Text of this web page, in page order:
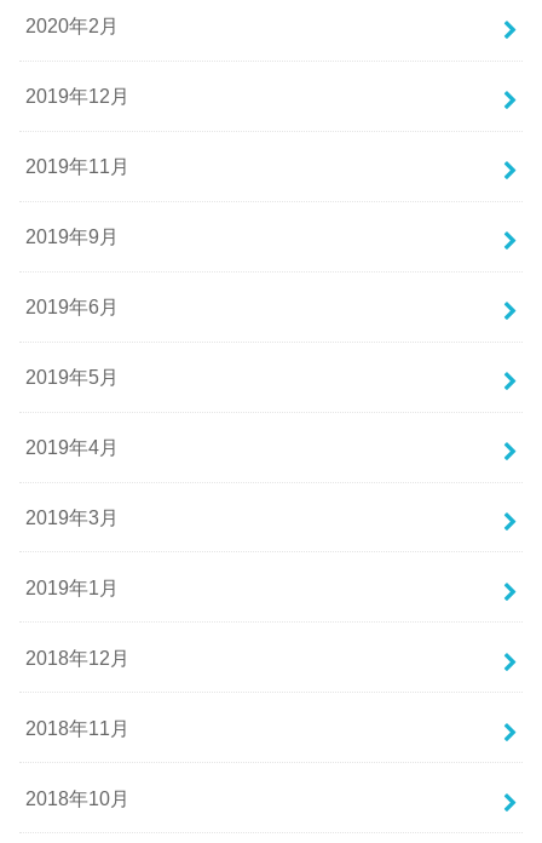
2020年2月
2019年12月
2019年11月
2019年9月
2019年6月
2019年5月
2019年4月
2019年3月
2019年1月
2018年12月
2018年11月
2018年10月